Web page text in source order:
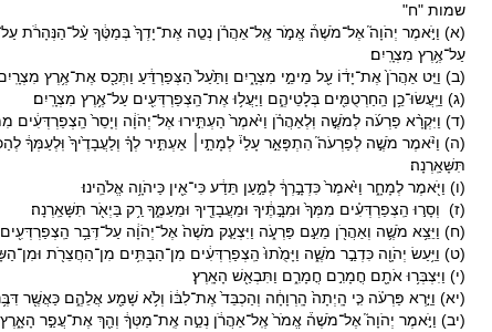
שמות "ח"
(א) וַיֹּ֣אמֶר יְהֹוָה֮ אֶל־מֹשֶׁה֒ אֱמֹ֣ר אֶֽל־אַהֲרֹ֗ן נְטֵ֤ה אֶת־יָדְךָ֙ בְּמַטֶּ֔ךָ עַ֨ל־הַנְּהָרֹ֔ת
עַל־אֶ֥רֶץ מִצְרָֽיִם׃
(ב) וַיֵּ֤ט אַהֲרֹן֙ אֶת־יָד֔וֹ עַ֖ל מֵימֵ֣י מִצְרָ֑יִם וַתַּ֙עַל֙ הַצְּפַרְדֵּ֔עַ וַתְּכַ֖ס אֶת־אֶ֥רֶץ
(ג) וַיַּֽעֲשׂוּ־כֵ֥ן הַֽחַרְטֻמִּ֖ים בְּלָטֵיהֶ֑ם וַיַּעֲל֥וּ אֶת־הַֽצְפַרְדְּעִ֖ים עַל־אֶ֥רֶץ מִצְרָֽיִם׃
(ד) וַיִּקְרָ֨א פַרְעֹ֜ה לְמֹשֶׁ֣ה וּֽלְאַהֲרֹ֗ן וַיֹּ֙אמֶר֙ הַעְתִּ֣ירוּ אֶל־יְהֹוָ֔ה וְיָסֵר֙ הַֽצְפַרְדְּעִ֔ים
(ה) וַיֹּ֨אמֶר מֹשֶׁ֣ה לְפַרְעֹה֮ הִתְפָּאֵ֣ר עָלַי֒ לְמָתַ֣י׀ אַעְתִּ֣יר לְךָ֗ וְלַעֲבָדֶ֙יךָ֙ וּֽלְעַמְּךָ֔
תִּשָּׁאַֽרְנָה׃
(ו) וַיֹּ֖אמֶר לְמָחָ֑ר וַיֹּ֙אמֶר֙ כִּדְבָ֣רְךָ֔ לְמַ֣עַן תֵּדַ֔ע כִּי־אֵ֖ין כַּיהֹוָ֥ה אֱלֹהֵֽינוּ׃
(ז) וְסָר֣וּ הַֽצְפַרְדְּעִ֗ים מִמְּךָ֙ וּמִבָּ֣תֶּ֔יךָ וּמֵעֲבָדֶ֖יךָ וּמֵעַמֶּ֑ךָ רַ֥ק בַּיְאֹ֖ר תִּשָּׁאַֽרְנָה׃
(ח) וַיֵּצֵ֥א מֹשֶׁ֛ה וְאַהֲרֹ֖ן מֵעִ֣ם פַּרְעֹ֑ה וַיִּצְעַ֤ק מֹשֶׁה֙ אֶל־יְהֹוָ֔ה עַל־דְּבַ֥ר
(ט) וַיַּ֥עַשׂ יְהֹוָ֖ה כִּדְבַ֣ר מֹשֶׁ֑ה וַיָּמֻ֙תוּ֙ הַֽצְפַרְדְּעִ֔ים מִן־הַבָּתִּ֥ים מִן־הַחֲצֵרֹ֖ת
(י) וַיִּצְבְּר֥וּ אֹתָ֖ם חֳמָרִ֣ם חֳמָרִ֑ם וַתִּבְאַ֖שׁ הָאָֽרֶץ׃
(יא) וַיַּ֣רְא פַּרְעֹ֗ה כִּ֤י הָֽיְתָה֙ הָֽרְוָחָ֔ה וְהַכְבֵּד֙ אֶת־לִבּ֔וֹ וְלֹ֥א שָׁמַ֖ע אֲלֵהֶ֑ם כַּאֲשֶׁ֖ר דִּבֶּ֥ר
(יב) וַיֹּ֣אמֶר יְהֹוָה֮ אֶל־מֹשֶׁה֒ אֱמֹר֙ אֶֽל־אַהֲרֹ֔ן נְטֵ֣ה אֶֽת־מַטְּךָ֔ וְהַ֖ךְ אֶת־עֲפַ֣ר הָאָ֑רֶץ